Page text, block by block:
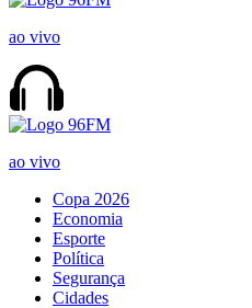
ao vivo
ao vivo
Copa 2026
Economia
Esporte
Política
Segurança
Cidades